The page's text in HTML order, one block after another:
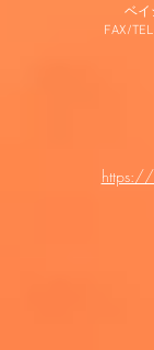
ベイ
FAX/
https://